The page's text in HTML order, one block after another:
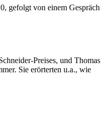
gefolgt von einem Gespräch
Preises, und Thomas
Sie erörterten u.a., wie